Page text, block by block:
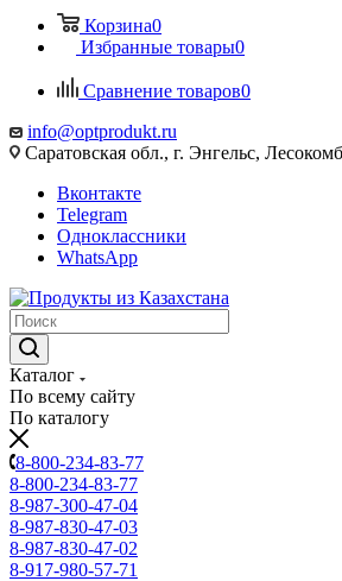
Корзина0
Избранные товары0
Сравнение товаров0
info@optprodukt.ru
Саратовская обл., г. Энгельс,
Вконтакте
Telegram
Одноклассники
WhatsApp
Каталог
По всему сайту
По каталогу
8-800-234-83-77
8-800-234-83-77
8-987-300-47-04
8-987-830-47-03
8-987-830-47-02
8-917-980-57-71